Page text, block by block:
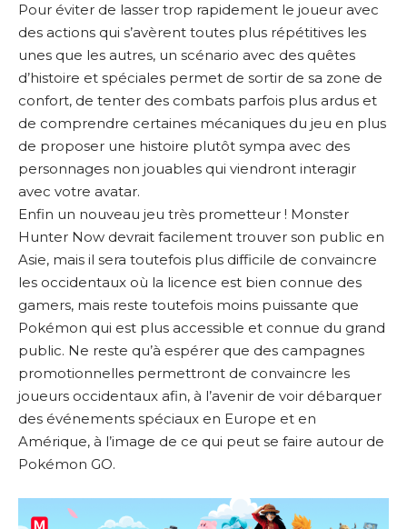
Pour éviter de lasser trop rapidement le joueur avec
des actions qui s’avèrent toutes plus répétitives les
unes que les autres, un scénario avec des quêtes
d’histoire et spéciales permet de sortir de sa zone de
confort, de tenter des combats parfois plus ardus et
de comprendre certaines mécaniques du jeu en plus
de proposer une histoire plutôt sympa avec des
personnages non jouables qui viendront interagir
avec votre avatar.
Enfin un nouveau jeu très prometteur ! Monster
Hunter Now devrait facilement trouver son public en
Asie, mais il sera toutefois plus difficile de convaincre
les occidentaux où la licence est bien connue des
gamers, mais reste toutefois moins puissante que
Pokémon qui est plus accessible et connue du grand
public. Ne reste qu’à espérer que des campagnes
promotionnelles permettront de convaincre les
joueurs occidentaux afin, à l’avenir de voir débarquer
des événements spéciaux en Europe et en
Amérique, à l’image de ce qui peut se faire autour de
Pokémon GO.